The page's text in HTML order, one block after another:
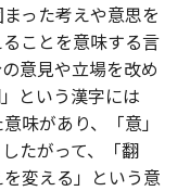
った考えや意思を
ことを意味する言
意見や立場を改め
という漢字には
味があり、「意」
たがって、「翻
変える」という意